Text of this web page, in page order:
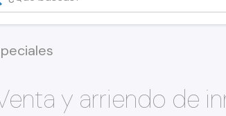
y arriendo de